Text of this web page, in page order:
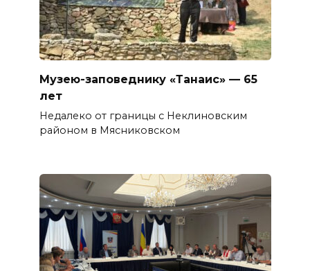
Музею-заповеднику «Танаис» — 65
лет
Недалеко от границы с Неклиновским
районом в Мясниковском